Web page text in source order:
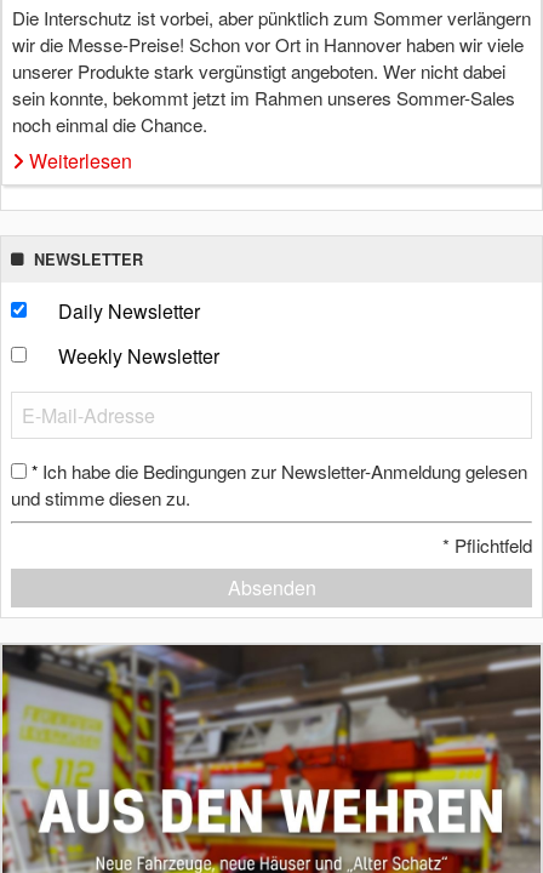
Die Interschutz ist vorbei, aber pünktlich zum Sommer verlängern
wir die Messe-Preise! Schon vor Ort in Hannover haben wir viele
unserer Produkte stark vergünstigt angeboten. Wer nicht dabei
sein konnte, bekommt jetzt im Rahmen unseres Sommer-Sales
noch einmal die Chance.
Weiterlesen
NEWSLETTER
Daily Newsletter
Weekly Newsletter
* Ich habe die Bedingungen zur Newsletter-Anmeldung gelesen
und stimme diesen zu.
* Pflichtfeld
Absenden